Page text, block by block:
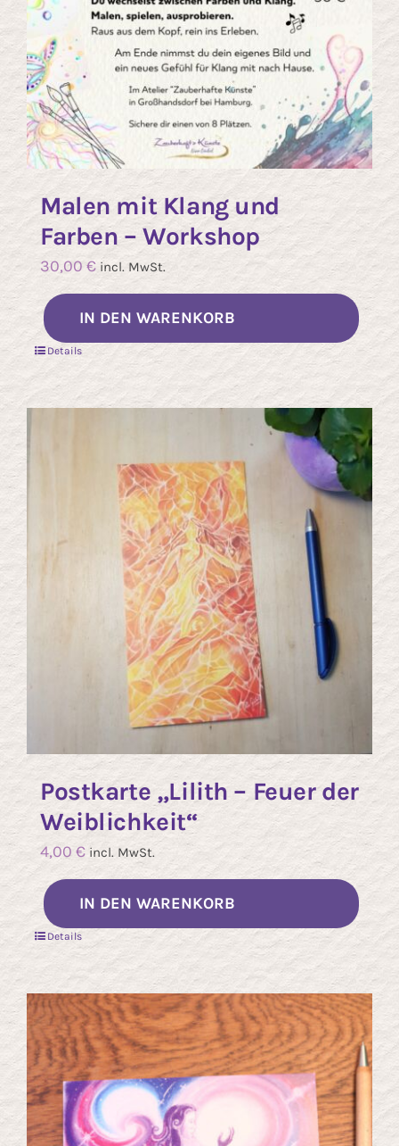
Malen mit Klang und
Farben – Workshop
30,00 € incl. MwSt.
IN DEN WARENKORB
Details
Postkarte „Lilith – Feuer der
Weiblichkeit“
4,00 € incl. MwSt.
IN DEN WARENKORB
Details